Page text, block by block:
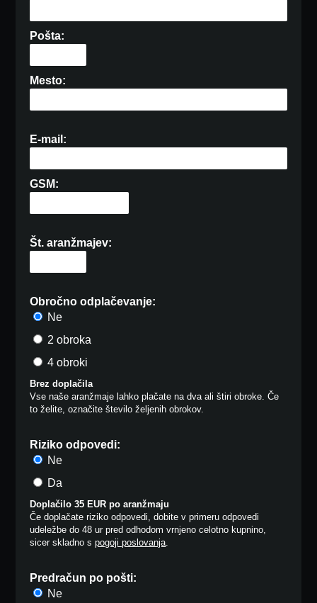
Pošta:
Mesto:
E-mail:
GSM:
Št. aranžmajev:
Obročno odplačevanje:
Ne
2 obroka
4 obroki
Brez doplačila
Vse naše aranžmaje lahko plačate na dva ali štiri obroke. Če
to želite, označite število željenih obrokov.
Riziko odpovedi:
Ne
Da
Doplačilo 35 EUR po aranžmaju
Če doplačate riziko odpovedi, dobite v primeru odpovedi
udeležbe do 48 ur pred odhodom vrnjeno celotno kupnino,
sicer skladno spogoji poslovanja.
Predračun po pošti:
Ne